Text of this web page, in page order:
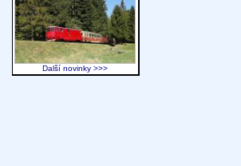
Další novinky >>>